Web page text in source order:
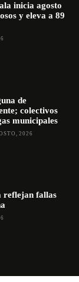
inicia agosto
y eleva a 89
de
colectivos
municipales
2026
reflejan fallas